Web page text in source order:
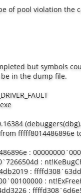
of pool violation the
but symbols
be in the dump file.
from
:
:
:
:
: